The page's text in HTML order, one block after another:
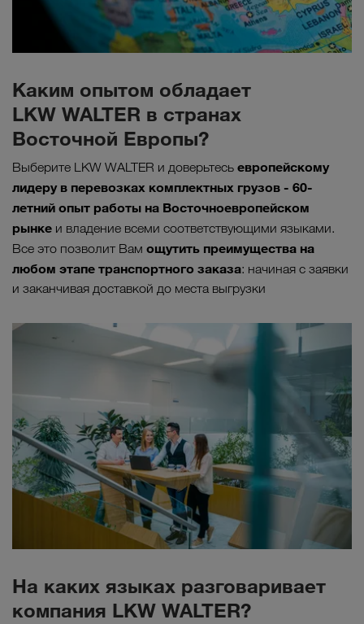
Каким опытом обладает
LKW WALTER в странах
Восточной Европы?
Выберите LKW WALTER и доверьтесь европейскому
лидеру в перевозках комплектных грузов - 60-
летний опыт работы на Восточноевропейском
рынке и владение всеми соответствующими языками.
Все это позволит Вам ощутить преимущества на
любом этапе транспортного заказа: начиная с заявки
и заканчивая доставкой до места выгрузки
На каких языках разговаривает
компания LKW WALTER?